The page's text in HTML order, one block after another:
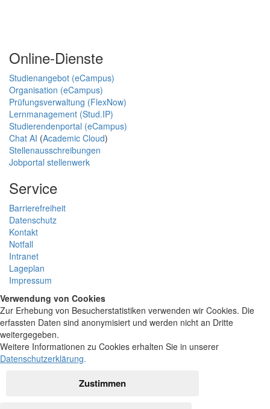
Online-Dienste
Studienangebot (eCampus)
Organisation (eCampus)
Prüfungsverwaltung (FlexNow)
Lernmanagement (Stud.IP)
Studierendenportal (eCampus)
Chat AI (Academic Cloud)
Stellenausschreibungen
Jobportal stellenwerk
Service
Barrierefreiheit
Datenschutz
Kontakt
Notfall
Intranet
Lageplan
Impressum
Verwendung von Cookies
Zur Erhebung von Besucherstatistiken verwenden wir Cookies. Die
erfassten Daten sind anonymisiert und werden nicht an Dritte
weitergegeben.
Weitere Informationen zu Cookies erhalten Sie in unserer
Datenschutzerklärung.
Zustimmen